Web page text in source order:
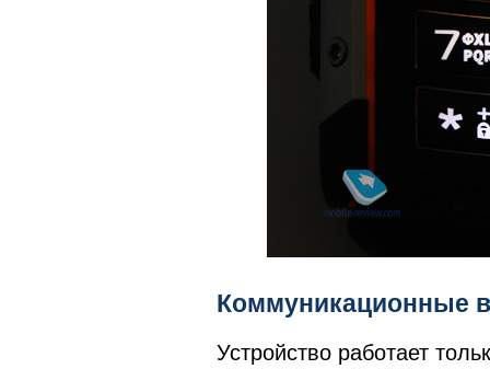
Коммуникационные
Устройство работает